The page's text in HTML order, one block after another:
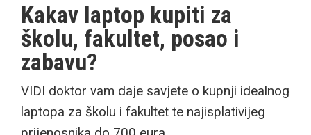
Kakav laptop kupiti za
školu, fakultet, posao i
zabavu?
VIDI doktor vam daje savjete o kupnji idealnog
laptopa za školu i fakultet te najisplativijeg